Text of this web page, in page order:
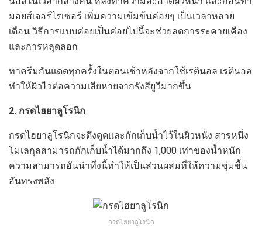
มอยส์เจอร์ไรเซอร์ เพิ่มความเข้มข้นค่อยๆ เป็นเวลาหลาย
เดือน วิธีการแบบค่อยเป็นค่อยไปนี้จะช่วยลดการระคายเคือง
และการหลุดลอก
ทาครีมกันแดดทุกครั้งในตอนเช้าหลังจากใช้เรตินอล เรตินอล
ทำให้ผิวไวต่อความเสียหายจากรังสียูวีมากขึ้น
2. กรดไฮยาลูโรนิก
กรดไฮยาลูโรนิกจะดึงดูดและกักเก็บน้ำไว้ในผิวหนัง สารหนึ่ง
โมเลกุลสามารถกักเก็บน้ำได้มากถึง 1,000 เท่าของน้ำหนัก
ความสามารถอันน่าทึ่งนี้ทำให้เป็นส่วนผสมที่ให้ความชุ่มชื้น
อันทรงพลัง
กรดไฮยาลูโรนิก